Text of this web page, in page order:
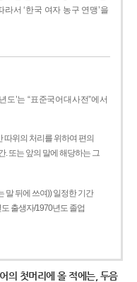
서 ‘한국 여자 농구 연맹’을
도’는 “표준국어대사전”에서
따위의 처리를 위하여 편의
. 또는 앞의 말에 해당하는 그
말 뒤에 쓰여)) 일정한 기간
출생자/1970년도 졸업
의 첫머리에 올 적에는, 두음